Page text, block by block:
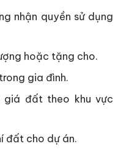
nhận quyền sử dụng
hoặc tặng cho.
gia đình.
giá đất theo khu vực
đất cho dự án.